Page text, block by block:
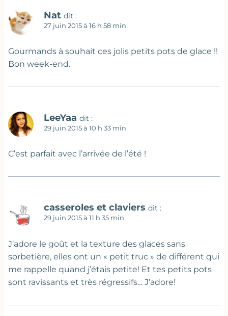
Nat dit :
27 juin 2015 à 16 h 58 min
Gourmands à souhait ces jolis petits pots de glace !!
Bon week-end.
LeeYaa dit :
29 juin 2015 à 10 h 33 min
C’est parfait avec l’arrivée de l’été !
casseroles et claviers dit :
29 juin 2015 à 11 h 35 min
J’adore le goût et la texture des glaces sans
sorbetière, elles ont un « petit truc » de différent qui
me rappelle quand j’étais petite! Et tes petits pots
sont ravissants et très régressifs… J’adore!